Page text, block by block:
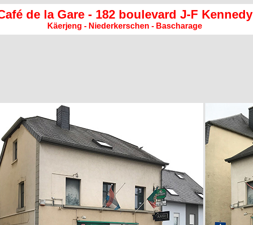
de la Gare - 182 boulevard J-F Kennedy
Käerjeng - Niederkerschen - Bascharage